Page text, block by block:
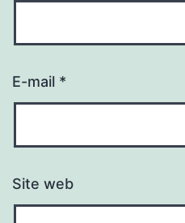
E-mail *
Site web